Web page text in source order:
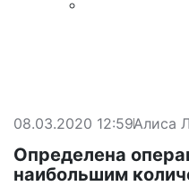
08.03.2020 12:59Алиса
Определена
наибольшим